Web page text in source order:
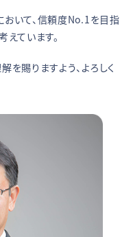
いて、信頼度No.1を目指
ています。
賜りますよう、よろしく